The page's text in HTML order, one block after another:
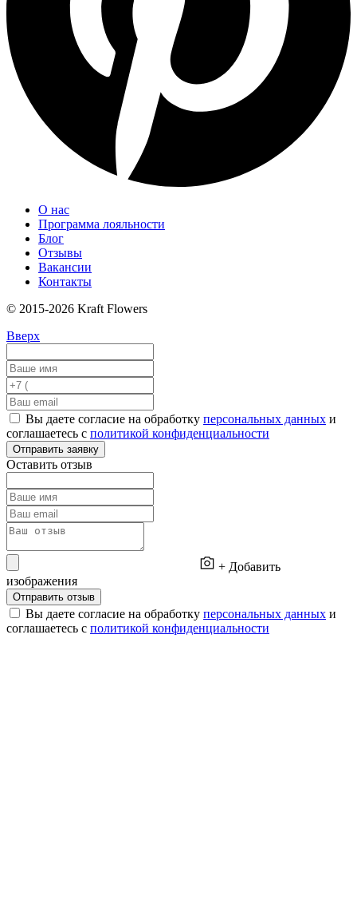
О нас
Программа лояльности
Блог
Отзывы
Вакансии
Контакты
© 2015-2026 Kraft Flowers
Вверх
Вы даете согласие на обработку персональных данных и
соглашаетесь с политикой конфиденциальности
Отправить заявку
Оставить отзыв
+ Добавить
изображения
Отправить отзыв
Вы даете согласие на обработку персональных данных и
соглашаетесь с политикой конфиденциальности